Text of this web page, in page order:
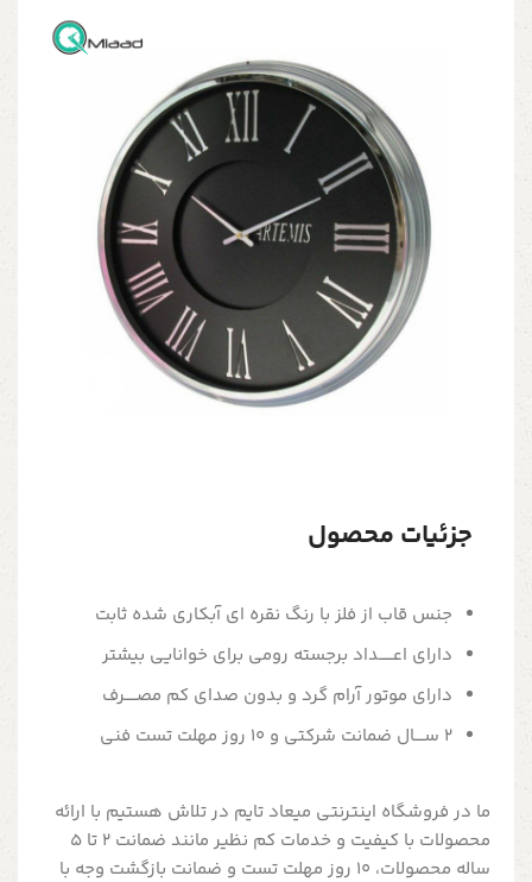
جزئیات محصول
جنس قاب از فلز با رنگ نقره ای آبکاری شده ثابت
دارای اعــــــداد برجسته رومی برای خوانایی بیشتر
دارای موتور آرام گرد و بدون صدای کم مصـــــرف
2 ســــال ضمانت شرکتی و 10 روز مهلت تست فنی
ما در فروشگاه اینترنتی میعاد تایم در تلاش هستیم با ارائه
محصولات با کیفیت و خدمات کم نظیر مانند ضمانت 2 تا 5
ساله محصولات، 10 روز مهلت تست و ضمانت بازگشت وجه با